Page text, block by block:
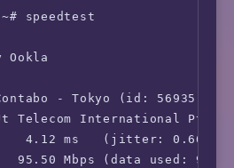
speedtest
Ookla
- Tokyo (id: 56935)
Telecom International
4.12 ms   (jitter: 0.66ms,